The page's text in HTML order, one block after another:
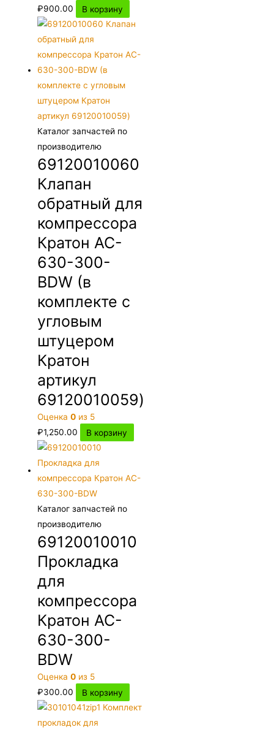
₽900.00 В корзину
Каталог запчастей по
производителю
69120010060
Клапан
обратный для
компрессора
Кратон AC-
630-300-
BDW (в
комплекте с
угловым
штуцером
Кратон
артикул
69120010059)
Оценка0 из 5
₽1,250.00 В корзину
Каталог запчастей по
производителю
69120010010
Прокладка
для
компрессора
Кратон AC-
630-300-
BDW
Оценка0 из 5
₽300.00 В корзину